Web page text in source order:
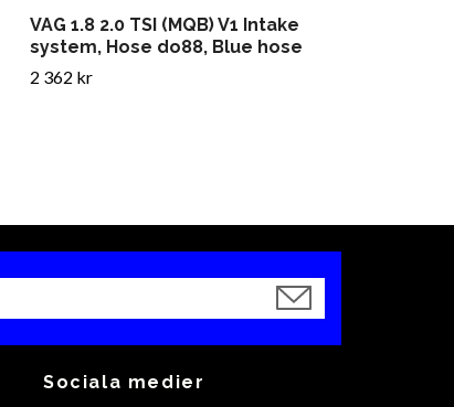
VAG 1.8 2.0 TSI (MQB) V1 Intake
system, Hose do88, Blue hose
2 362 kr
Sociala medier